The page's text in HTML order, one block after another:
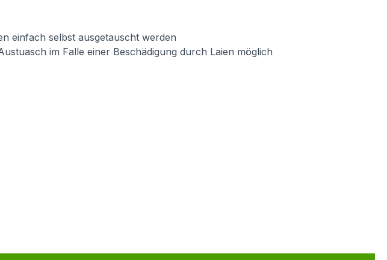
einfach selbst ausgetauscht werden
im Falle einer Beschädigung durch Laien möglich